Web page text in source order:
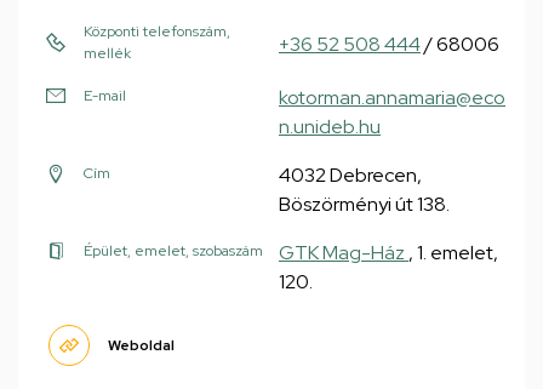
Központi telefonszám,
mellék
+36 52 508 444/ 68006
E-mail
kotorman.annamaria@eco
n.unideb.hu
Cím
4032 Debrecen,
Böszörményi út 138.
Épület, emelet, szobaszám GTK Mag-Ház , 1. emelet,
120.
Weboldal